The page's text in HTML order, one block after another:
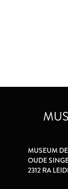
MUSEUM
OUDE
2312 RA